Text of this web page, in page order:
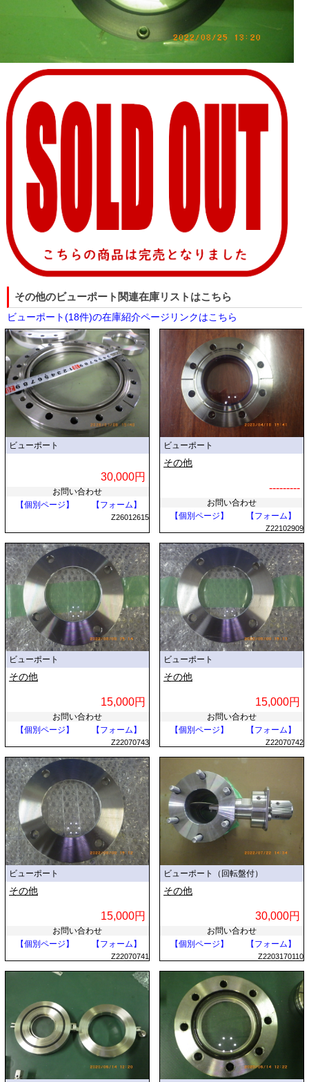
その他のビューポート関連在庫リストはこちら
ビューポート(18件)の在庫紹介ページリンクはこちら
ビューポート
30,000円
お問い合わせ
【個別ページ】
【フォーム】
Z26012615
ビューポート
その他
---------
お問い合わせ
【個別ページ】
【フォーム】
Z22102909
ビューポート
その他
15,000円
お問い合わせ
【個別ページ】
【フォーム】
Z22070743
ビューポート
その他
15,000円
お問い合わせ
【個別ページ】
【フォーム】
Z22070742
ビューポート
その他
15,000円
お問い合わせ
【個別ページ】
【フォーム】
Z22070741
ビューポート（回転盤付）
その他
30,000円
お問い合わせ
【個別ページ】
【フォーム】
Z2203170110